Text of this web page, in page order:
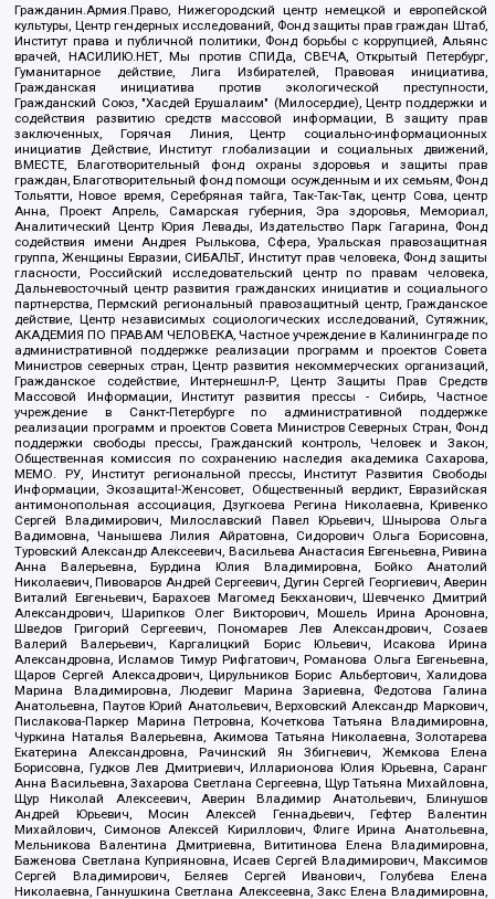
Гражданин.Армия.Право, Нижегородский центр немецкой и европейской
культуры, Центр гендерных исследований, Фонд защиты прав граждан Штаб,
Институт права и публичной политики, Фонд борьбы с коррупцией, Альянс
врачей, НАСИЛИЮ.НЕТ, Мы против СПИДа, СВЕЧА, Открытый Петербург,
Гуманитарное действие, Лига Избирателей, Правовая инициатива,
Гражданская инициатива против экологической преступности,
Гражданский Союз, "Хасдей Ерушалаим" (Милосердие), Центр поддержки и
содействия развитию средств массовой информации, В защиту прав
заключенных, Горячая Линия, Центр социально-информационных
инициатив Действие, Институт глобализации и социальных движений,
ВМЕСТЕ, Благотворительный фонд охраны здоровья и защиты прав
граждан, Благотворительный фонд помощи осужденным и их семьям, Фонд
Тольятти, Новое время, Серебряная тайга, Так-Так-Так, центр Сова, центр
Анна, Проект Апрель, Самарская губерния, Эра здоровья, Мемориал,
Аналитический Центр Юрия Левады, Издательство Парк Гагарина, Фонд
содействия имени Андрея Рылькова, Сфера, Уральская правозащитная
группа, Женщины Евразии, СИБАЛЬТ, Институт прав человека, Фонд защиты
гласности, Российский исследовательский центр по правам человека,
Дальневосточный центр развития гражданских инициатив и социального
партнерства, Пермский региональный правозащитный центр, Гражданское
действие, Центр независимых социологических исследований, Сутяжник,
АКАДЕМИЯ ПО ПРАВАМ ЧЕЛОВЕКА, Частное учреждение в Калининграде по
административной поддержке реализации программ и проектов Совета
Министров северных стран, Центр развития некоммерческих организаций,
Гражданское содействие, Интернешнл-Р, Центр Защиты Прав Средств
Массовой Информации, Институт развития прессы - Сибирь, Частное
учреждение в Санкт-Петербурге по административной поддержке
реализации программ и проектов Совета Министров Северных Стран, Фонд
поддержки свободы прессы, Гражданский контроль, Человек и Закон,
Общественная комиссия по сохранению наследия академика Сахарова,
МЕМО. РУ, Институт региональной прессы, Институт Развития Свободы
Информации, Экозащита!-Женсовет, Общественный вердикт, Евразийская
антимонопольная ассоциация, Дзугкоева Регина Николаевна, Кривенко
Сергей Владимирович, Милославский Павел Юрьевич, Шнырова Ольга
Вадимовна, Чанышева Лилия Айратовна, Сидорович Ольга Борисовна,
Туровский Александр Алексеевич, Васильева Анастасия Евгеньевна, Ривина
Анна Валерьевна, Бурдина Юлия Владимировна, Бойко Анатолий
Николаевич, Пивоваров Андрей Сергеевич, Дугин Сергей Георгиевич, Аверин
Виталий Евгеньевич, Барахоев Магомед Бекханович, Шевченко Дмитрий
Александрович, Шарипков Олег Викторович, Мошель Ирина Ароновна,
Шведов Григорий Сергеевич, Пономарев Лев Александрович, Созаев
Валерий Валерьевич, Каргалицкий Борис Юльевич, Исакова Ирина
Александровна, Исламов Тимур Рифгатович, Романова Ольга Евгеньевна,
Щаров Сергей Алексадрович, Цирульников Борис Альбертович, Халидова
Марина Владимировна, Людевиг Марина Зариевна, Федотова Галина
Анатольевна, Паутов Юрий Анатольевич, Верховский Александр Маркович,
Пислакова-Паркер Марина Петровна, Кочеткова Татьяна Владимировна,
Чуркина Наталья Валерьевна, Акимова Татьяна Николаевна, Золотарева
Екатерина Александровна, Рачинский Ян Збигневич, Жемкова Елена
Борисовна, Гудков Лев Дмитриевич, Илларионова Юлия Юрьевна, Саранг
Анна Васильевна, Захарова Светлана Сергеевна, Щур Татьяна Михайловна,
Щур Николай Алексеевич, Аверин Владимир Анатольевич, Блинушов
Андрей Юрьевич, Мосин Алексей Геннадьевич, Гефтер Валентин
Михайлович, Симонов Алексей Кириллович, Флиге Ирина Анатольевна,
Мельникова Валентина Дмитриевна, Вититинова Елена Владимировна,
Баженова Светлана Куприяновна, Исаев Сергей Владимирович, Максимов
Сергей Владимирович, Беляев Сергей Иванович, Голубева Елена
Николаевна, Ганнушкина Светлана Алексеевна, Закс Елена Владимировна,